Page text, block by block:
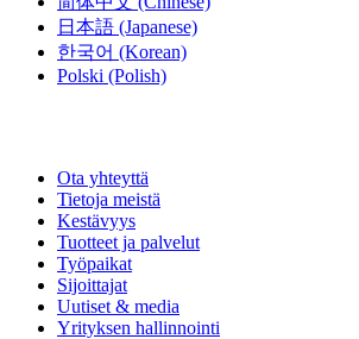
日本語 (Japanese)
한국어 (Korean)
Polski (Polish)
Ota yhteyttä
Tietoja meistä
Kestävyys
Tuotteet ja palvelut
Työpaikat
Sijoittajat
Uutiset & media
Yrityksen hallinnointi